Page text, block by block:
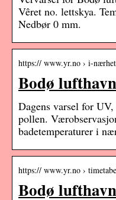
Vêret no. lettskya.
Nedbør 0 mm.
https:// www.yr.no › i-
Bodø
Dagens varsel for
pollen.
badetemperaturer i
https:// www.yr.no ›
Bodø